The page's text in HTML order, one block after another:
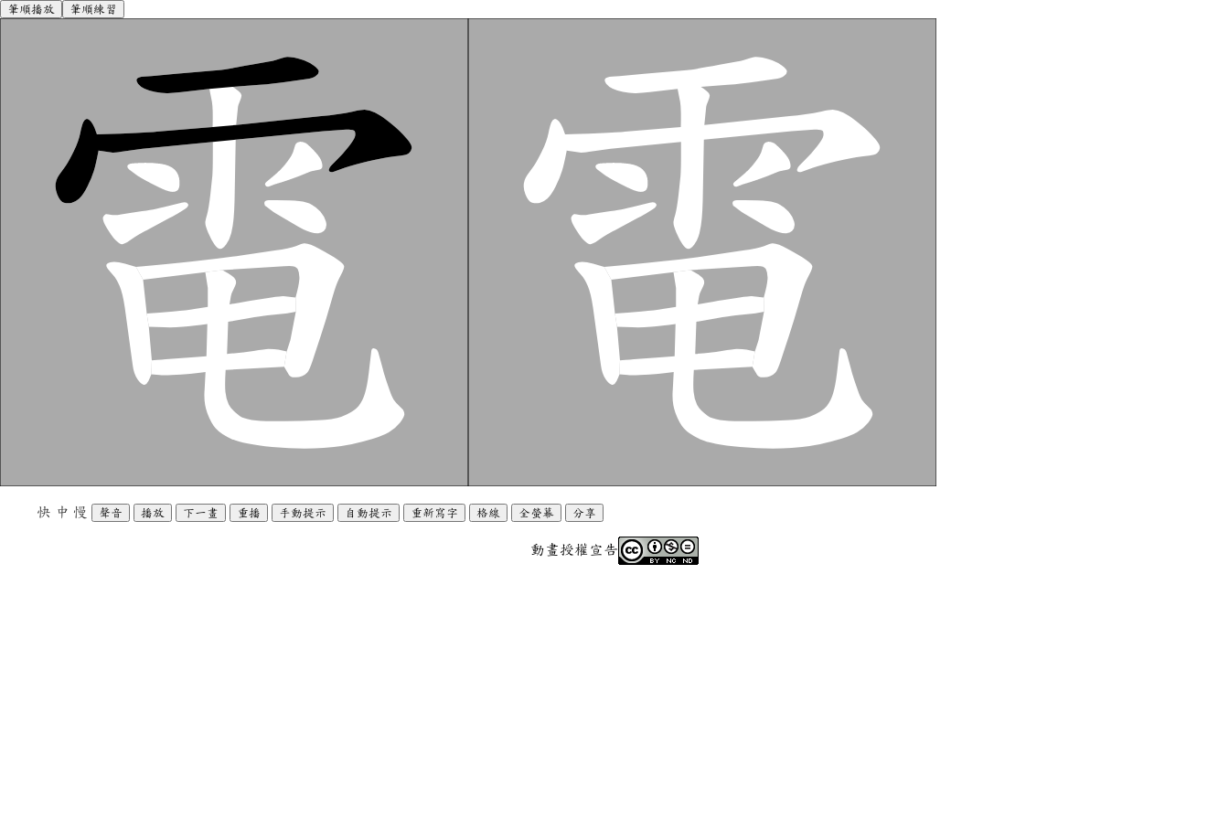
筆順播放 筆順練習
快 中 慢 聲音 播放 下一畫 重播 手動提示 自動提示 重新寫字 格線 全螢幕 分享
動畫授權宣告